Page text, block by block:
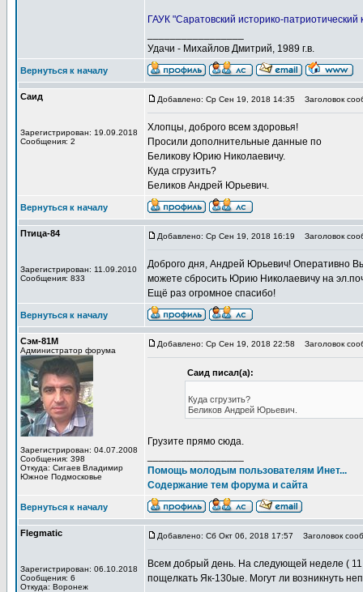
ГАУК "Саратовский историко-
Удачи - Михайлов Дмитрий, 1989 г.в.
Вернуться к началу
Саид
Зарегистрирован: 19.09.2018
Сообщения: 2
Добавлено: Ср Сен 19, 2018 14:35 Заголовок
Хлопцы, доброго всем здоровья!
Просили дополнительные данные по
Беликову Юрию Николаевичу.
Куда сгрузить?
Беликов Андрей Юрьевич.
Вернуться к началу
Птица-84
Зарегистрирован: 11.09.2010
Сообщения: 833
Добавлено: Ср Сен 19, 2018 16:19 Заголовок
Доброго дня, Андрей Юрьевич! Оперативно
можете сбросить Юрию Николаевичу на
Ещё раз огромное спасибо!
Вернуться к началу
Сэм-81М
Администратор форума
Зарегистрирован: 04.07.2008
Сообщения: 398
Откуда: Сигаев Владимир
Южное Подмосковье
Добавлено: Ср Сен 19, 2018 22:58 Заголовок
Саид писал(а):
Куда сгрузить?
Беликов Андрей Юрьевич.
Грузите прямо сюда.
Помощь молодым пользователям Инет...
Содержание тем форума и сайта
Вернуться к началу
Flegmatic
Зарегистрирован: 06.10.2018
Сообщения: 6
Откуда: Воронеж
Добавлено: Сб Окт 06, 2018 17:57 Заголовок
Всем добрый день. На следующей неделе ( 11
пощелкать Як-130ые. Могут ли возникнуть